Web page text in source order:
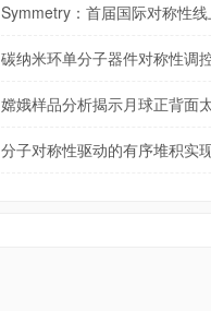
Symmetry：首届国际对称性
碳纳米环单分子器件对称性调
嫦娥样品分析揭示月球正背面
分子对称性驱动的有序堆积实